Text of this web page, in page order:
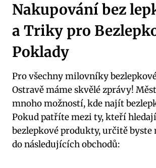
Nakupování​ bez
a Triky pro
‍Poklady
Pro ⁤všechny milovníky
Ostravě máme skvělé zprávy!
mnoho možností, ‍kde najít
Pokud patříte ​mezi ⁣ty, kteří
bezlepkové produkty,​ určitě
do ‌následujících⁣ obchodů: